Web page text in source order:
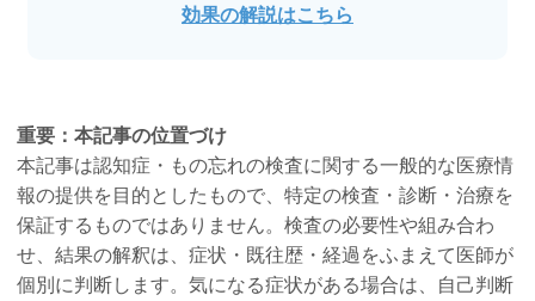
効果の解説はこちら
重要：本記事の位置づけ
本記事は認知症・もの忘れの検査に関する一般的な医療情
報の提供を目的としたもので、特定の検査・診断・治療を
保証するものではありません。検査の必要性や組み合わ
せ、結果の解釈は、症状・既往歴・経過をふまえて医師が
個別に判断します。気になる症状がある場合は、自己判断